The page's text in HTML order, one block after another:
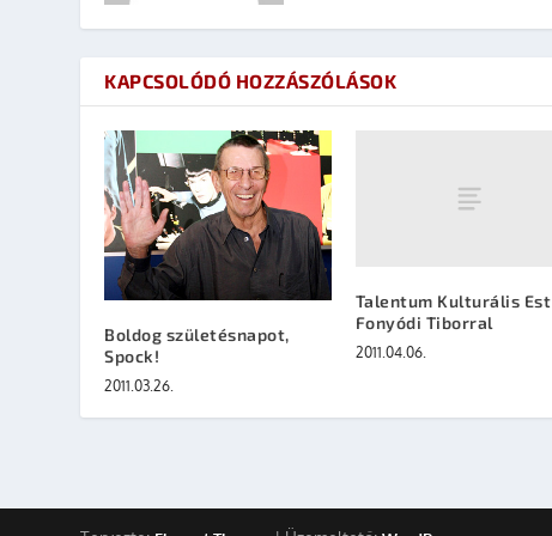
KAPCSOLÓDÓ HOZZÁSZÓLÁSOK
Boldog születésnapot,
Spock!
2011.03.26.
Talentum Kulturális Est
Fonyódi Tiborral
2011.04.06.